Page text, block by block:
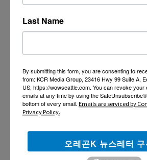
Last Name
By submitting this form, you are consenting to
from: KCR Media Group, 23416 Hwy 99 Suite A,
US, https://wowseattle.com. You can revoke
emails at any time by using the
bottom of every email. Emails are serviced by
Privacy Policy.
오레곤K 뉴스레터